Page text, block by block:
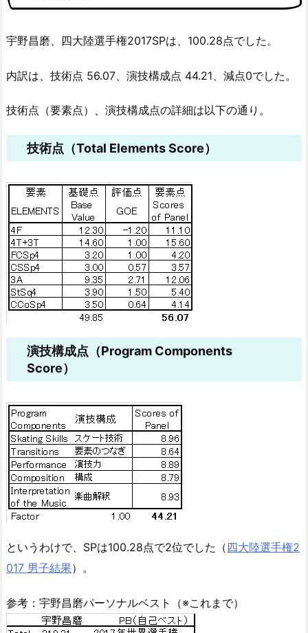
宇野昌磨、四大陸選手権2017SPは、100.28点でした。
内訳は、技術点 56.07、演技構成点 44.21、減点0でした。
技術点（要素点）、演技構成点の詳細は以下の通り。
技術点（Total Elements Score）
演技構成点（Program Components
Score）
というわけで、SPは100.28点で2位でした（ 四大陸選手権2
017 男子結果）。
参考：宇野昌磨パーソナルベスト（※これまで）